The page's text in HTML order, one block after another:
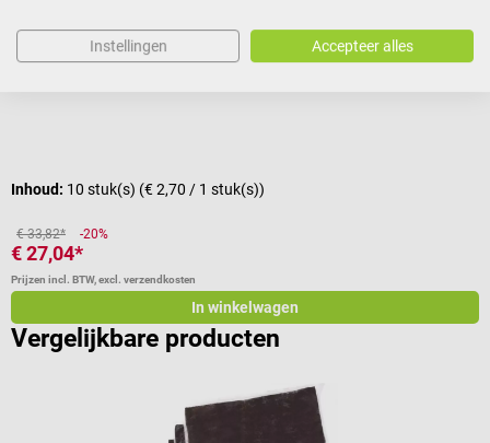
Inhoud: 10 stuk(s) (€ 2,70 / 1 stuk(s))
€ 33,82* -20%
€ 27,04*
Prijzen incl. BTW, excl. verzendkosten
In winkelwagen
Vergelijkbare producten
Instellingen Accepteer alles